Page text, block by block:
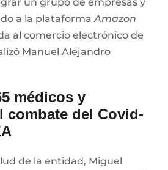
un grupo de empresas y
a la plataformaAmazon
al comercio electrónico de
Manuel Alejandro
médicos y
combate del Covid-
de la entidad, Miguel